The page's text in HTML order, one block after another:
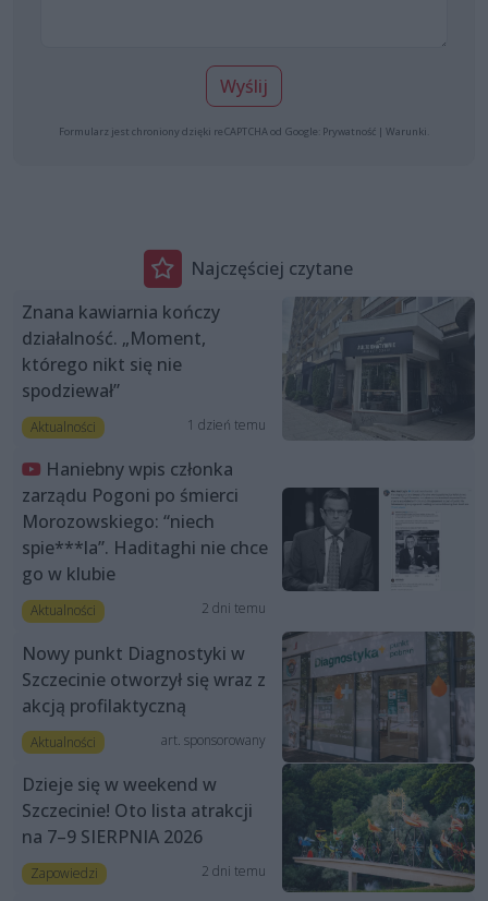
Wyślij
Formularz jest chroniony dzięki reCAPTCHA od Google: Prywatność | Warunki
Najczęściej czytane
Znana kawiarnia kończy
działalność. „Moment,
którego nikt się nie
spodziewał”
Aktualności 1 dzień temu
Haniebny wpis członka
zarządu Pogoni po śmierci
Morozowskiego: “niech
spie***la”. Haditaghi nie chce
go w klubie
Aktualności 2 dni temu
Nowy punkt Diagnostyki w
Szczecinie otworzył się wraz z
akcją profilaktyczną
Aktualności art. sponsorowany
Dzieje się w weekend w
Szczecinie! Oto lista atrakcji
na 7–9 SIERPNIA 2026
Zapowiedzi 2 dni temu